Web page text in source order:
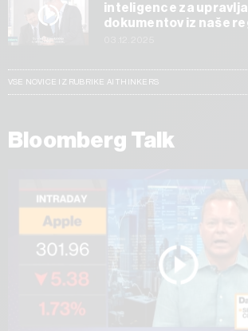
inteligence za
dokumentov iz naše
VSE NOVICE IZ RUBRIKE AI THINKERS
Bloomberg Talk